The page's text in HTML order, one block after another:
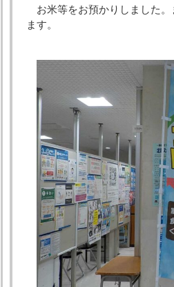
お米等をお預かりしました
ます。